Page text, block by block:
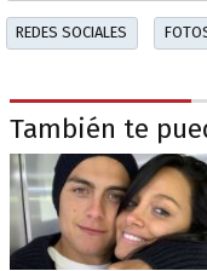
REDES SOCIALES
También te